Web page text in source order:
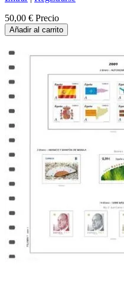
50,00 € Precio
Añadir al carrito